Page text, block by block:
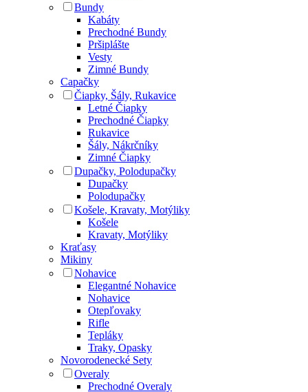
Bundy
Kabáty
Prechodné Bundy
Pršiplášte
Vesty
Zimné Bundy
Capačky
Čiapky, Šály, Rukavice
Letné Čiapky
Prechodné Čiapky
Rukavice
Šály, Nákrčníky
Zimné Čiapky
Dupačky, Polodupačky
Dupačky
Polodupačky
Košele, Kravaty, Motýliky
Košele
Kravaty, Motýliky
Kraťasy
Mikiny
Nohavice
Elegantné Nohavice
Nohavice
Otepľovaky
Rifle
Tepláky
Traky, Opasky
Novorodenecké Sety
Overaly
Prechodné Overaly